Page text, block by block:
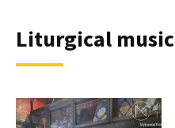
Liturgical music